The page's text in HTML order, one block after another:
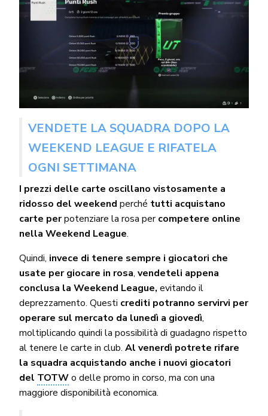
VENDETE LA SQUADRA DOPO LA
WEEKEND LEAGUE E RIFATELA
OGNI SETTIMANA
I prezzi delle carte oscillano vistosamente a
ridosso del weekend perché tutti acquistano
carte perpotenziare la rosa percompetere online
nella Weekend League.
Quindi, invece di tenere sempre i giocatori che
usate per giocare in rosa, vendeteli appena
conclusa la Weekend League,evitando il
deprezzamento. Questi crediti potranno servirvi per
operare sul mercato da lunedì a giovedì,
moltiplicando quindi la possibilità di guadagno rispetto
al tenere le carte in club.Al venerdì potrete rifare
la squadra acquistando anche i nuovi giocatori
del TOTWo delle promo in corso, ma con una
maggiore disponibilità economica.